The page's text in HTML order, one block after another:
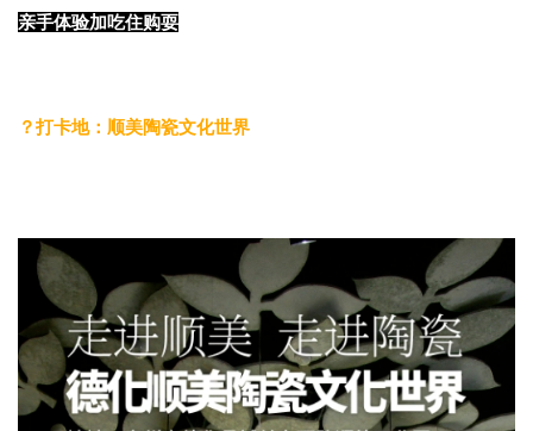
亲手体验加吃住购耍
？打卡地：顺美陶瓷文化世界